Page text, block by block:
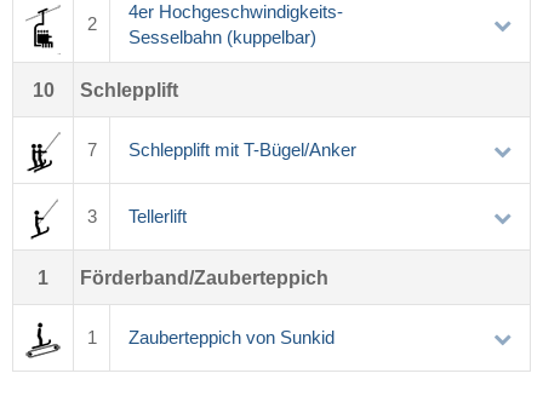
2
4er Hochgeschwindigkeits-
Sesselbahn (kuppelbar)
10 Schlepplift
7 Schlepplift mit T-Bügel/Anker
3 Tellerlift
1 Förderband/Zauberteppich
1 Zauberteppich von Sunkid